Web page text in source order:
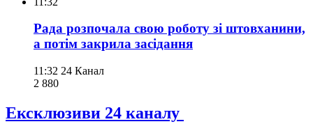
Рада розпочала свою роботу зі штовханини,
а потім закрила засідання
11:32 24 Канал
2 880
Ексклюзиви 24 каналу